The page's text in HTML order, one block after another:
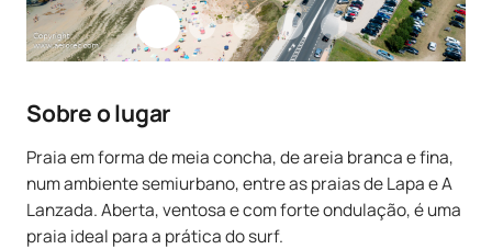
Sobre o lugar
Praia em forma de meia concha, de areia branca e fina,
num ambiente semiurbano, entre as praias de Lapa e A
Lanzada. Aberta, ventosa e com forte ondulação, é uma
praia ideal para a prática do surf.